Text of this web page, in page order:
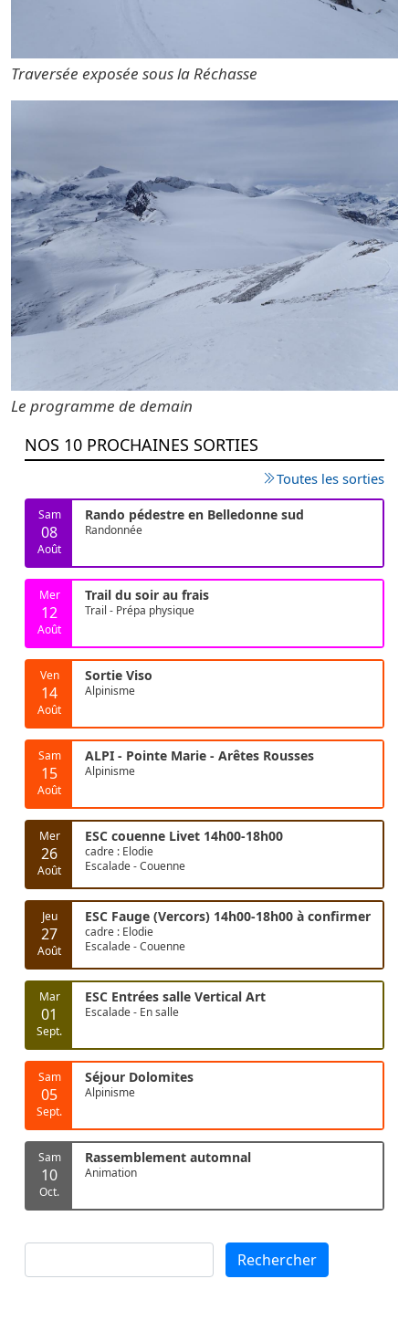
Traversée exposée sous la Réchasse
Le programme de demain
NOS 10 PROCHAINES SORTIES
Toutes les sorties
Sam
08
Août
Rando pédestre en Belledonne sud
Randonnée
Mer
12
Août
Trail du soir au frais
Trail - Prépa physique
Ven
14
Août
Sortie Viso
Alpinisme
Sam
15
Août
ALPI - Pointe Marie - Arêtes Rousses
Alpinisme
Mer
26
Août
ESC couenne Livet 14h00-18h00
cadre : Elodie
Escalade - Couenne
Jeu
27
Août
ESC Fauge (Vercors) 14h00-18h00 à confirmer
cadre : Elodie
Escalade - Couenne
Mar
01
Sept.
ESC Entrées salle Vertical Art
Escalade - En salle
Sam
05
Sept.
Séjour Dolomites
Alpinisme
Sam
10
Oct.
Rassemblement automnal
Animation
Rechercher Rechercher